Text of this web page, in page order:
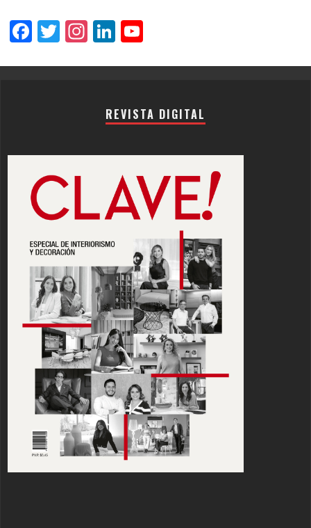
Facebook
Twitter
Instagram
LinkedIn
REVISTA DIGITAL